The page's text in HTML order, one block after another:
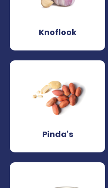
Knoflook
Pinda's